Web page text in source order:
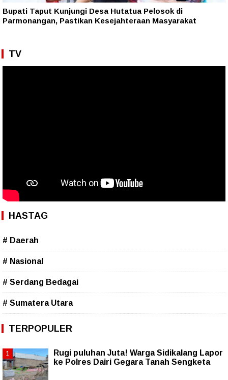
Bupati Taput Kunjungi Desa Hutatua Pelosok di
Parmonangan, Pastikan Kesejahteraan Masyarakat
TV
HASTAG
# Daerah
# Nasional
# Serdang Bedagai
# Sumatera Utara
TERPOPULER
Rugi puluhan Juta! Warga Sidikalang Lapor
ke Polres Dairi Gegara Tanah Sengketa